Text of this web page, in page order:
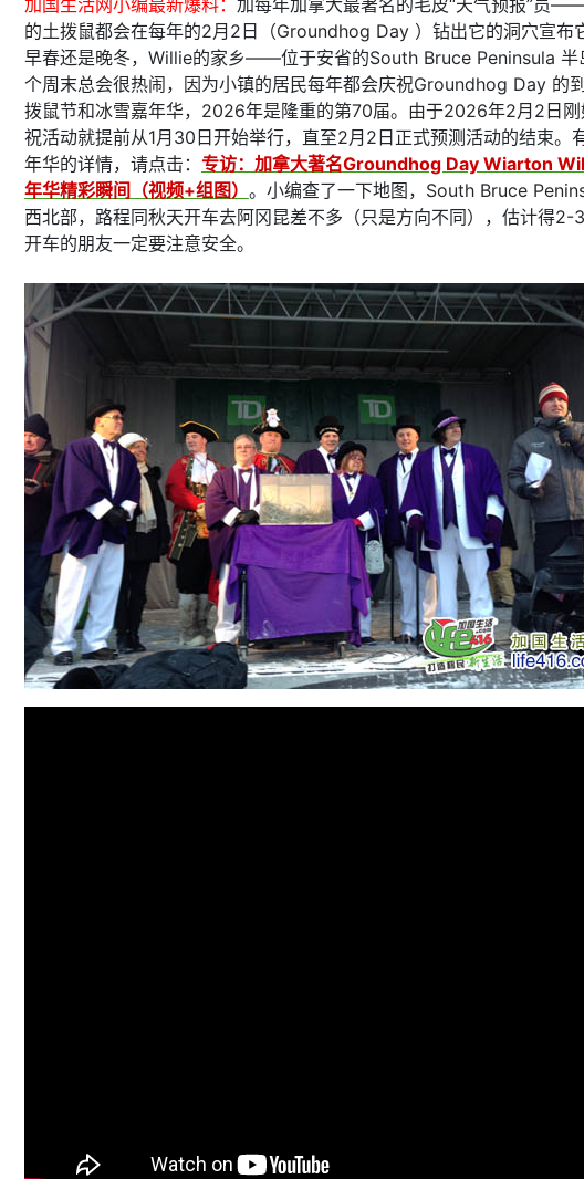
的土拨鼠都会在每年的2月2日（Groundhog Day ）钻出它的洞穴宣布
早春还是晚冬，Willie的家乡——位于安省的South Bruce Peninsula 半
个周末总会很热闹，因为小镇的居民每年都会庆祝Groundhog Day 的
拨鼠节和冰雪嘉年华，2026年是隆重的第70届。由于2026年2月2日
祝活动就提前从1月30日开始举行，直至2月2日正式预测活动的结束。
年华的详情，请点击： 专访：加拿大著名Groundhog Day Wiarton
年华精彩瞬间（视频+组图） 。小编查了一下地图，South Bruce
西北部，路程同秋天开车去阿冈昆差不多（只是方向不同），估计得2-3
开车的朋友一定要注意安全。